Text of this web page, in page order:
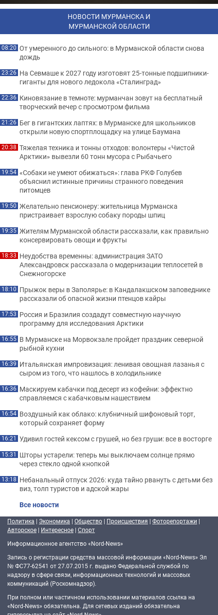
НОВОСТИ МУРМАНСКА И
МУРМАНСКОЙ ОБЛАСТИ
08:20 От умеренного до сильного: в Мурманской области снова
дождь
23:26 На Севмаше к 2027 году изготовят 25-тонные подшипники-
гиганты для нового ледокола «Сталинград»
22:36 Киновязание в темноте: мурманчан зовут на бесплатный
творческий вечер с просмотром фильма
21:26 Бег в гигантских лаптях: в Мурманске для школьников
открыли новую спортплощадку на улице Баумана
20:38 Тяжелая техника и тонны отходов: волонтеры «Чистой
Арктики» вывезли 60 тонн мусора с Рыбачьего
19:54 «Собаки не умеют обижаться»: глава РКФ Голубев
объяснил истинные причины странного поведения
питомцев
19:50 Желательно пенсионеру: жительница Мурманска
пристраивает взрослую собаку породы шпиц
19:35 Жителям Мурманской области рассказали, как правильно
консервировать овощи и фрукты
18:33 Неудобства временны: администрация ЗАТО
Александровск рассказала о модернизации теплосетей в
Снежногорске
18:10 Прыжок веры в Заполярье: в Кандалакшском заповеднике
рассказали об опасной жизни птенцов кайры
17:53 Россия и Бразилия создадут совместную научную
программу для исследования Арктики
16:55 В Мурманске на Морвокзале пройдет праздник северной
рыбной кухни
16:39 Итальянская импровизация: ленивая овощная лазанья с
сыром из того, что нашлось в холодильнике
16:36 Маскируем кабачки под десерт из кофейни: эффектно
справляемся с кабачковым нашествием
16:54 Воздушный как облако: клубничный шифоновый торт,
который сохраняет форму
16:21 Удивил гостей кексом с грушей, но без груши: все в восторге
15:31 Шторы устарели: теперь мы выключаем солнце прямо
через стекло одной кнопкой
13:18 Небанальный отпуск 2026: куда тайно рвануть с детьми без
виз, толп туристов и адской жары
Все новости
Политика | Экономика | Общество | Происшествия | Фоторепортажи |
Авторское | Интересное | Спорт
Информационное агентство «Nord-News»
Запись о регистрации средства массовой информации «Nord-News» Эл
№ ФС77-62541 от 27.07.2015 г. выдано Федеральной службой по
надзору в сфере связи, информационных технологий и массовых
коммуникаций (Роскомнадзор).
При полном или частичном использовании материалов ссылка на
«Nord-News» обязательна. Для сетевых изданий обязательна